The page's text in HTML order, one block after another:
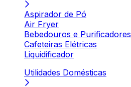
Aspirador de Pó
Air Fryer
Bebedouros e Purificadores
Cafeteiras Elétricas
Liquidificador
Utilidades Domésticas